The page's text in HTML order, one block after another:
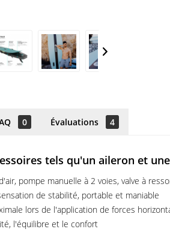
0 Évaluations 4
tels qu'un aileron et
pompe manuelle à 2 voies, valve à
de stabilité, portable et maniable
lors de l'application de forces
l'équilibre et le confort